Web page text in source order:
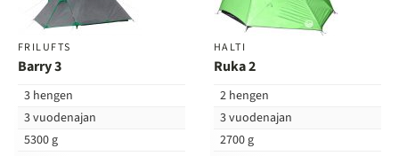
FRILUFTS
Barry 3
3 hengen
3 vuodenajan
5300 g
HALTI
Ruka 2
2 hengen
3 vuodenajan
2700 g